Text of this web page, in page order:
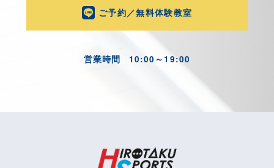
ご予約／無料体験教室
営業時間 10:00～19:00